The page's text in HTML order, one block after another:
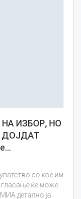
ИЗБОР, НО
со кое им
гласање ќе може
детално ја